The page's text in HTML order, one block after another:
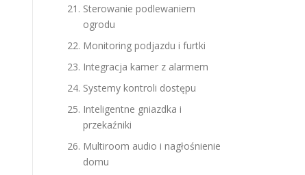
Sterowanie podlewaniem
ogrodu
Monitoring podjazdu i furtki
Integracja kamer z alarmem
Systemy kontroli dostępu
Inteligentne gniazdka i
przekaźniki
Multiroom audio i nagłośnienie
domu